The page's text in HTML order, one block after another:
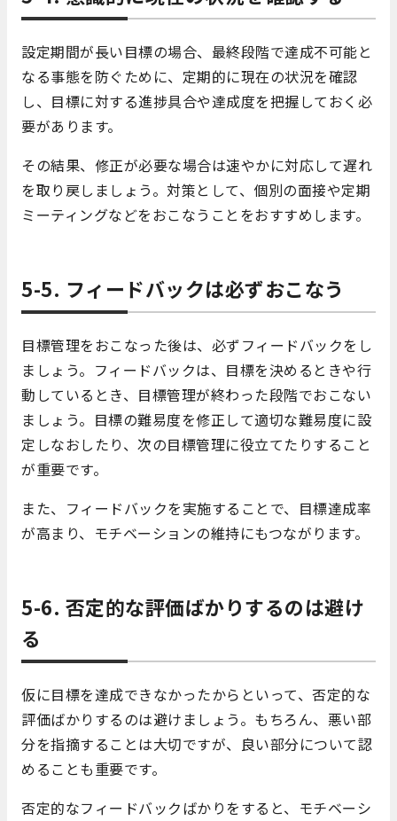
設定期間が長い目標の場合、最終段階で達成不可能と
なる事態を防ぐために、定期的に現在の状況を確認
し、目標に対する進捗具合や達成度を把握しておく必
要があります。
その結果、修正が必要な場合は速やかに対応して遅れ
を取り戻しましょう。対策として、個別の面接や定期
ミーティングなどをおこなうことをおすすめします。
5-5. フィードバックは必ずおこなう
目標管理をおこなった後は、必ずフィードバックをし
ましょう。フィードバックは、目標を決めるときや行
動しているとき、目標管理が終わった段階でおこない
ましょう。目標の難易度を修正して適切な難易度に設
定しなおしたり、次の目標管理に役立てたりすること
が重要です。
また、フィードバックを実施することで、目標達成率
が高まり、モチベーションの維持にもつながります。
5-6. 否定的な評価ばかりするのは避け
る
仮に目標を達成できなかったからといって、否定的な
評価ばかりするのは避けましょう。もちろん、悪い部
分を指摘することは大切ですが、良い部分について認
めることも重要です。
否定的なフィードバックばかりをすると、モチベーシ